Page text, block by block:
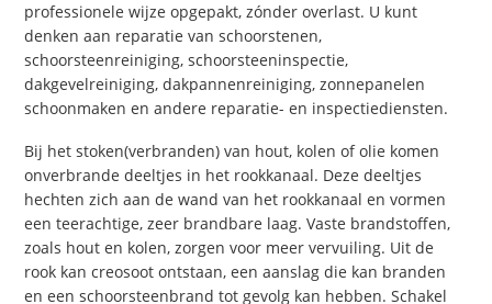
professionele wijze opgepakt, zónder overlast. U kunt
denken aan reparatie van schoorstenen,
schoorsteenreiniging, schoorsteeninspectie,
dakgevelreiniging, dakpannenreiniging, zonnepanelen
schoonmaken en andere reparatie- en inspectiediensten.
Bij het stoken(verbranden) van hout, kolen of olie komen
onverbrande deeltjes in het rookkanaal. Deze deeltjes
hechten zich aan de wand van het rookkanaal en vormen
een teerachtige, zeer brandbare laag. Vaste brandstoffen,
zoals hout en kolen, zorgen voor meer vervuiling. Uit de
rook kan creosoot ontstaan, een aanslag die kan branden
en een schoorsteenbrand tot gevolg kan hebben. Schakel